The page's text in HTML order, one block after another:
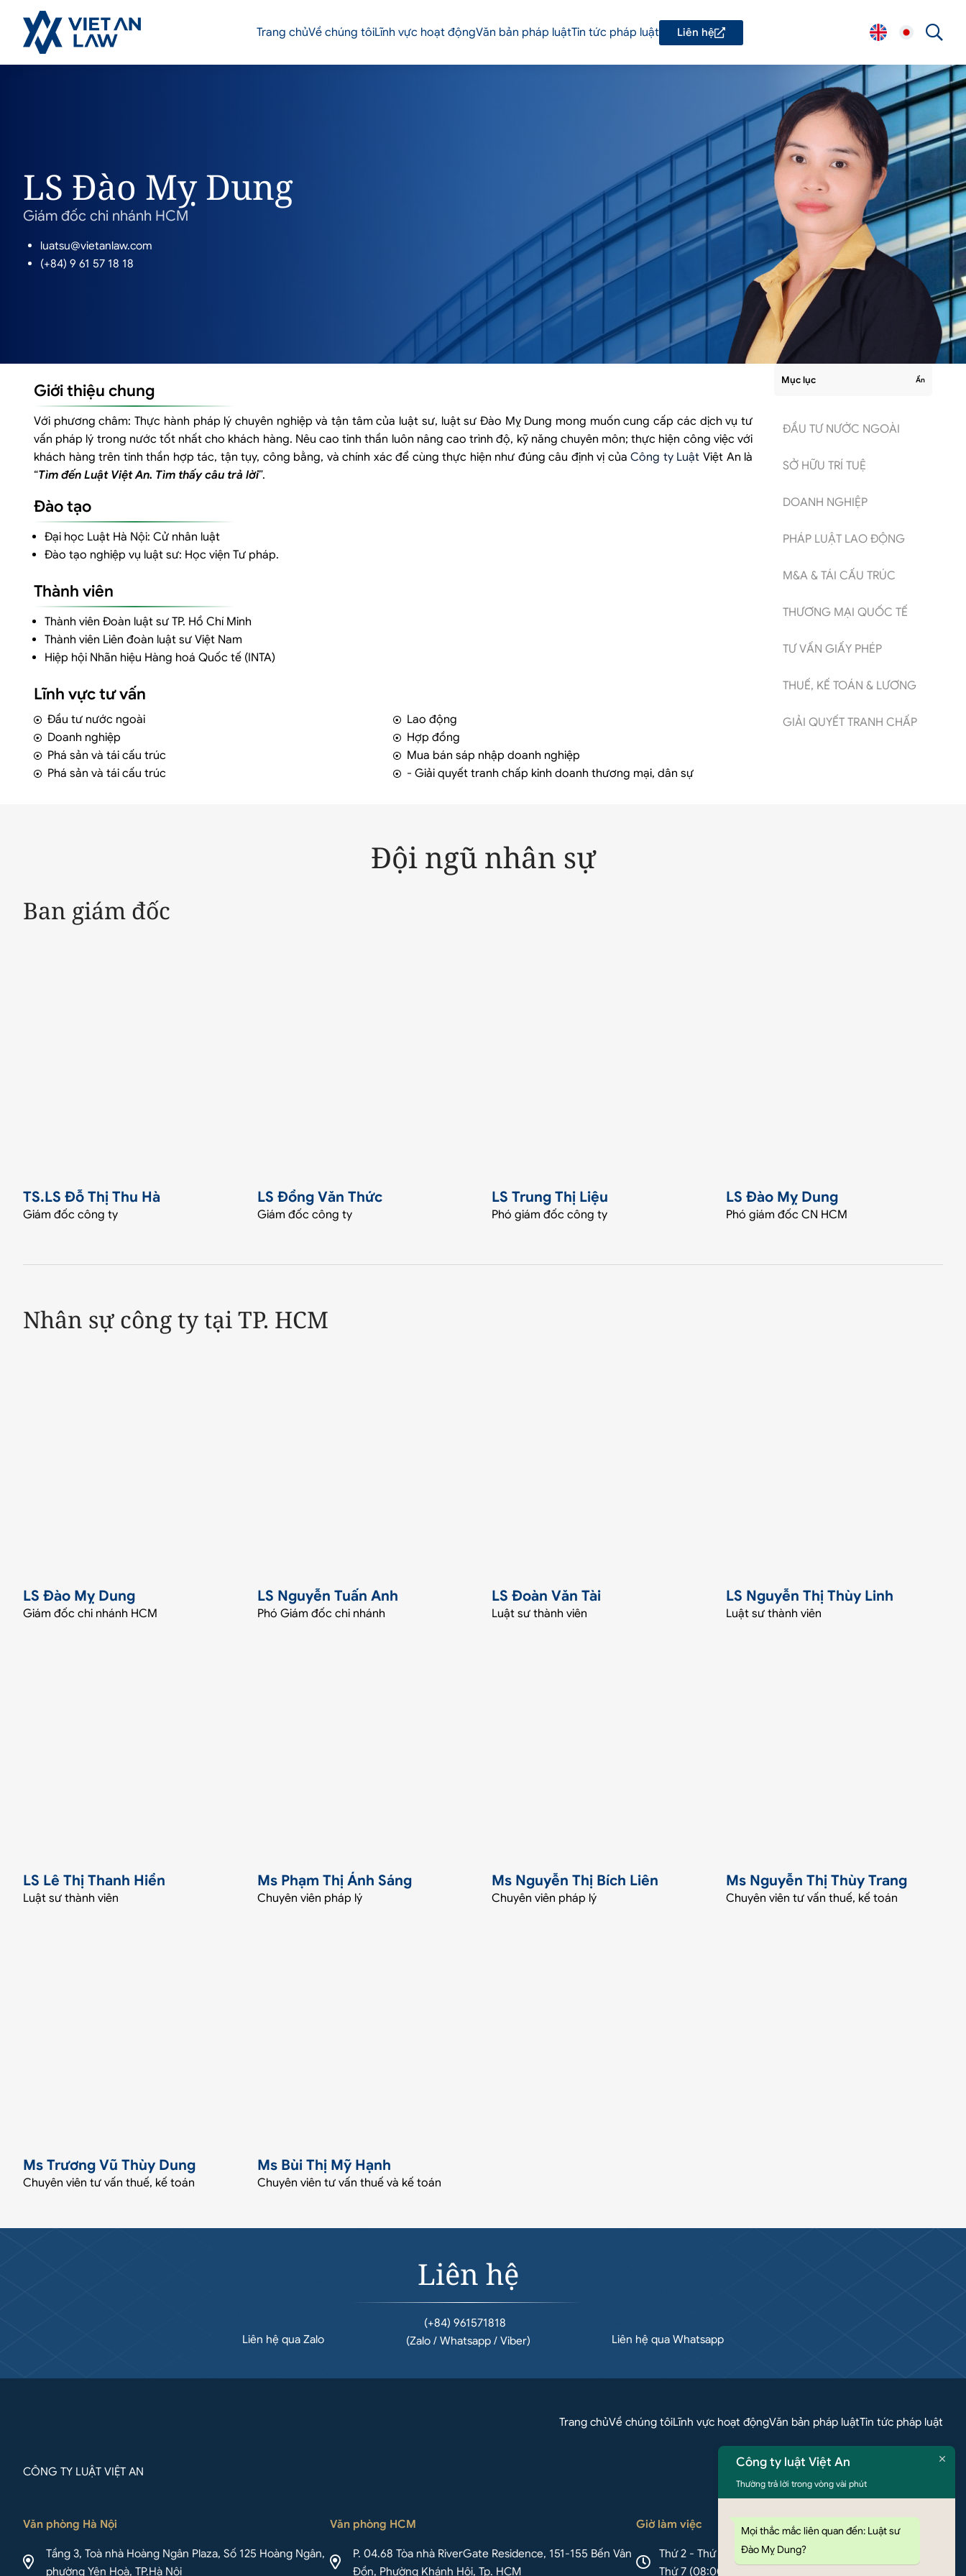
Trang chủVề chúng tôiLĩnh vực hoạt độngVăn bản pháp luậtTin tức pháp luật Liên hệ
LS Đào Mỵ Dung
Giám đốc chi nhánh HCM
luatsu@vietanlaw.com
(+84) 9 61 57 18 18
Giới thiệu chung
Với phương châm: Thực hành pháp lý chuyên nghiệp và tận tâm của luật sư, luật sư Đào Mỵ Dung mong muốn cung cấp các dịch vụ tư
vấn pháp lý trong nước tốt nhất cho khách hàng. Nêu cao tinh thần luôn nâng cao trình độ, kỹ năng chuyên môn; thực hiện công việc với
khách hàng trên tinh thần hợp tác, tận tụy, công bằng, và chính xác để cùng thực hiện như đúng câu định vị củaCông ty Luật Việt An là
“Tìm đến Luật Việt An. Tìm thấy câu trả lời”.
Đào tạo
Đại học Luật Hà Nội: Cử nhân luật
Đào tạo nghiệp vụ luật sư: Học viện Tư pháp.
Thành viên
Thành viên Đoàn luật sư TP. Hồ Chí Minh
Thành viên Liên đoàn luật sư Việt Nam
Hiệp hội Nhãn hiệu Hàng hoá Quốc tế (INTA)
Lĩnh vực tư vấn
Đầu tư nước ngoài
Lao động
Doanh nghiệp
Hợp đồng
Phá sản và tái cấu trúc
Mua bán sáp nhập doanh nghiệp
Phá sản và tái cấu trúc
- Giải quyết tranh chấp kinh doanh thương mại, dân sự
Mục lục Ẩn
ĐẦU TƯ NƯỚC NGOÀI
SỞ HỮU TRÍ TUỆ
DOANH NGHIỆP
PHÁP LUẬT LAO ĐỘNG
M&A & TÁI CẤU TRÚC
THƯƠNG MẠI QUỐC TẾ
TƯ VẤN GIẤY PHÉP
THUẾ, KẾ TOÁN & LƯƠNG
GIẢI QUYẾT TRANH CHẤP
Đội ngũ nhân sự
Ban giám đốc
TS.LS Đỗ Thị Thu Hà
Giám đốc công ty
LS Đồng Văn Thức
Giám đốc công ty
LS Trung Thị Liệu
Phó giám đốc công ty
LS Đào Mỵ Dung
Phó giám đốc CN HCM
Nhân sự công ty tại TP. HCM
LS Đào Mỵ Dung
Giám đốc chi nhánh HCM
LS Nguyễn Tuấn Anh
Phó Giám đốc chi nhánh
LS Đoàn Văn Tài
Luật sư thành viên
LS Nguyễn Thị Thùy Linh
Luật sư thành viên
LS Lê Thị Thanh Hiền
Luật sư thành viên
Ms Phạm Thị Ánh Sáng
Chuyên viên pháp lý
Ms Nguyễn Thị Bích Liên
Chuyên viên pháp lý
Ms Nguyễn Thị Thùy Trang
Chuyên viên tư vấn thuế, kế toán
Ms Trương Vũ Thùy Dung
Chuyên viên tư vấn thuế, kế toán
Ms Bùi Thị Mỹ Hạnh
Chuyên viên tư vấn thuế và kế toán
Liên hệ qua Zalo
Liên hệ
(+84) 961571818
(Zalo / Whatsapp / Viber)
Liên hệ qua Whatsapp
CÔNG TY LUẬT VIỆT AN
Trang chủVề chúng tôiLĩnh vực hoạt độngVăn bản pháp luậtTin tức pháp luật
Văn phòng Hà Nội
Tầng 3, Toà nhà Hoàng Ngân Plaza, Số 125 Hoàng Ngân,
phường Yên Hoà, TP.Hà Nội
Văn phòng HCM
P. 04.68 Tòa nhà RiverGate Residence, 151-155 Bến Vân
Đồn, Phường Khánh Hội, Tp. HCM
Giờ làm việc
Thứ 2 - Thứ 6 (08:00 đến 17:00)
Thứ 7 (08:00 đến 11:30)
Công ty luật Việt An
Thường trả lời trong vòng vài phút
Mọi thắc mắc liên quan đến: Luật sư
Đào Mỵ Dung?